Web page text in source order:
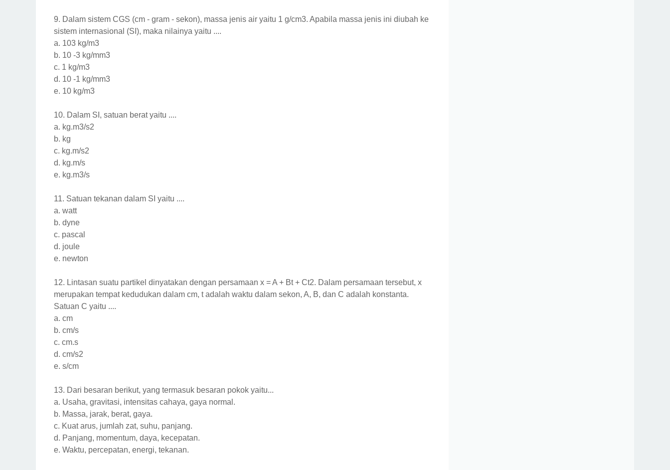
9. Dalam sistem CGS (cm - gram - sekon), massa jenis air yaitu 1 g/cm3. Apabila massa jenis ini diubah ke
sistem internasional (SI), maka nilainya yaitu ....
a. 103 kg/m3
b. 10 -3 kg/mm3
c. 1 kg/m3
d. 10 -1 kg/mm3
e. 10 kg/m3
10. Dalam SI, satuan berat yaitu ....
a. kg.m3/s2
b. kg
c. kg.m/s2
d. kg.m/s
e. kg.m3/s
11. Satuan tekanan dalam SI yaitu ....
a. watt
b. dyne
c. pascal
d. joule
e. newton
12. Lintasan suatu partikel dinyatakan dengan persamaan x = A + Bt + Ct2. Dalam persamaan tersebut, x
merupakan tempat kedudukan dalam cm, t adalah waktu dalam sekon, A, B, dan C adalah konstanta.
Satuan C yaitu ....
a. cm
b. cm/s
c. cm.s
d. cm/s2
e. s/cm
13. Dari besaran berikut, yang termasuk besaran pokok yaitu...
a. Usaha, gravitasi, intensitas cahaya, gaya normal.
b. Massa, jarak, berat, gaya.
c. Kuat arus, jumlah zat, suhu, panjang.
d. Panjang, momentum, daya, kecepatan.
e. Waktu, percepatan, energi, tekanan.